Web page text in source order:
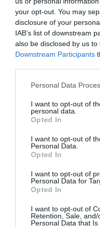
your opt-out. You may
disclosure of your
IAB’s list of downstream
also be disclosed by us
Downstream Participants
Personal Data
I want to opt-out of
personal data.
Opted In
I want to opt-out of
Personal Data.
Opted In
I want to opt-out of
Personal Data for
Opted In
I want to opt-out of
Retention, Sale,
Personal Data that
Αυτή η νύχτα μένει,
του Θάνου